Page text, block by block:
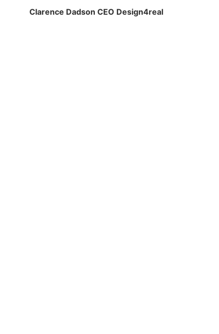
Clarence Dadson CEO Design4real